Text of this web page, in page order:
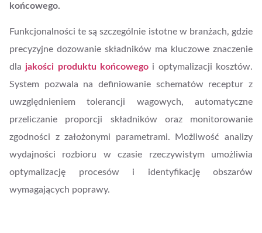
końcowego.
Funkcjonalności te są szczególnie istotne w branżach, gdzie
precyzyjne dozowanie składników ma kluczowe znaczenie
dla jakości produktu końcowego i optymalizacji kosztów.
System pozwala na definiowanie schematów receptur z
uwzględnieniem tolerancji wagowych, automatyczne
przeliczanie proporcji składników oraz monitorowanie
zgodności z założonymi parametrami. Możliwość analizy
wydajności rozbioru w czasie rzeczywistym umożliwia
optymalizację procesów i identyfikację obszarów
wymagających poprawy.